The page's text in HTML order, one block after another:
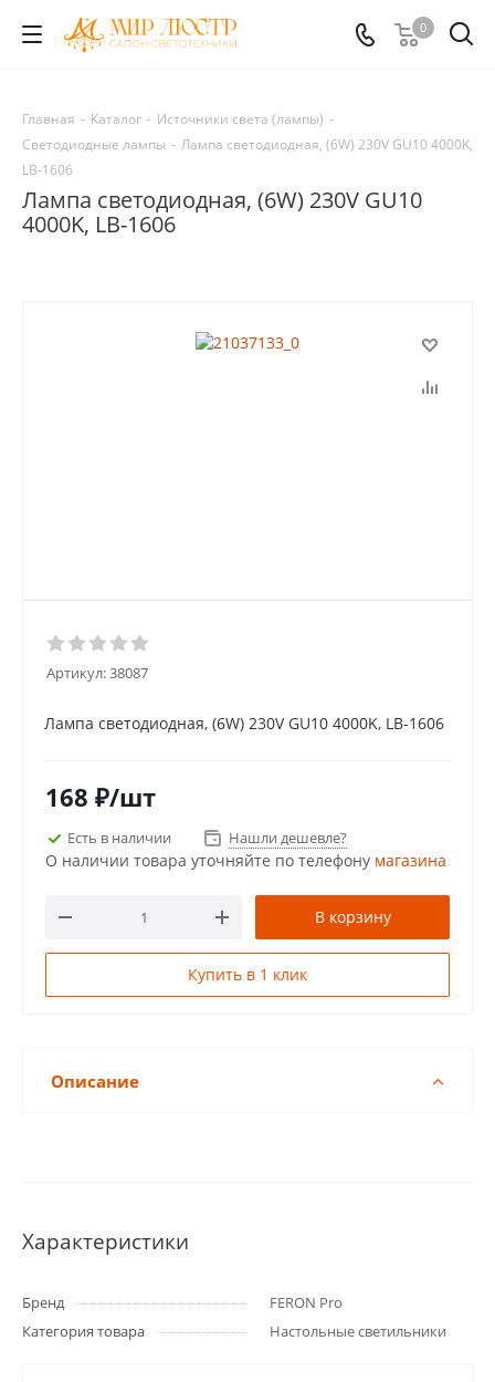
0
Главная - Каталог - Источники света (лампы) -
Светодиодные лампы - Лампа светодиодная, (6W) 230V GU10 4000K,
LB-1606
Лампа светодиодная, (6W) 230V GU10
4000K, LB-1606
Артикул:38087
Лампа светодиодная, (6W) 230V GU10 4000K, LB-1606
168 ₽/шт
Есть в наличии Нашли дешевле?
О наличии товара уточняйте по телефону магазина
В корзину
Купить в 1 клик
Описание
Характеристики
Бренд
FERON Pro
Категория товара
Настольные светильники